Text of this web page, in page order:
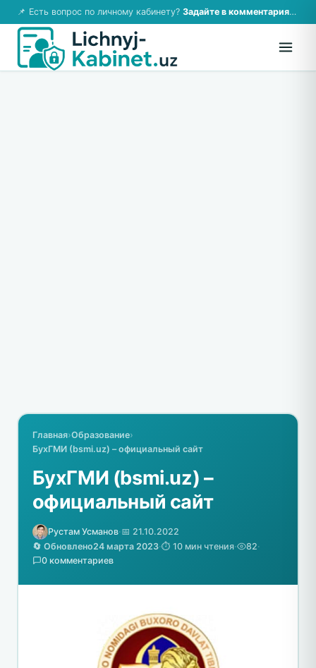
📌 Есть вопрос по личному кабинету? Задайте в комментариях — ответим!
Главная›Образование›
БухГМИ (bsmi.uz) – официальный сайт
БухГМИ (bsmi.uz) –
официальный сайт
Рустам Усманов·📅 21.10.2022
🔄 Обновлено24 марта 2023·⏱️ 10 мин чтения· 82·
0 комментариев